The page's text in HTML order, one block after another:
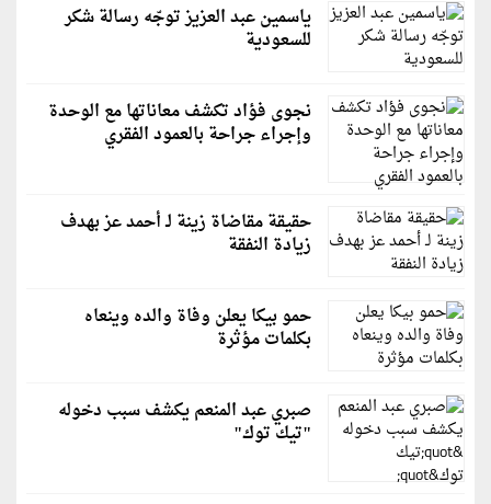
ياسمين عبد العزيز توجّه رسالة شكر
للسعودية
نجوى فؤاد تكشف معاناتها مع الوحدة
وإجراء جراحة بالعمود الفقري
حقيقة مقاضاة زينة لـ أحمد عز بهدف
زيادة النفقة
حمو بيكا يعلن وفاة والده وينعاه
بكلمات مؤثرة
صبري عبد المنعم يكشف سبب دخوله
"تيك توك"